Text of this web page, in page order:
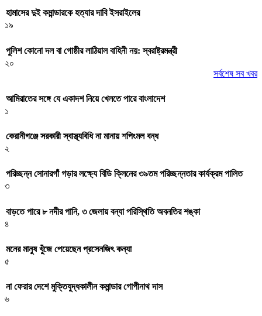
হামাসের দুই কমান্ডারকে হত্যার দাবি ইসরাইলের
১৯
পুলিশ কোনো দল বা গোষ্ঠীর লাঠিয়াল বাহিনী নয়: স্বরাষ্ট্রমন্ত্রী
২০
সর্বশেষ সব খবর
আমিরাতের সঙ্গে যে একাদশ নিয়ে খেলতে পারে বাংলাদেশ
১
কেরানীগঞ্জে সরকারী স্বাস্থ্যবিধি না মানায় শপিংমল বন্ধ
২
পরিচ্ছন্ন সোনারগাঁ গড়ার লক্ষ্যে বিডি ক্লিনের ৩৯তম পরিচ্ছন্নতার কার্যক্রম পালিত
৩
বাড়তে পারে ৮ নদীর পানি, ৩ জেলায় বন্যা পরিস্থিতি অবনতির শঙ্কা
৪
মনের মানুষ খুঁজে পেয়েছেন প্রসেনজিৎ কন্যা
৫
না ফেরার দেশে মুক্তিযুদ্ধকালীন কমান্ডার গোপীনাথ দাস
৬